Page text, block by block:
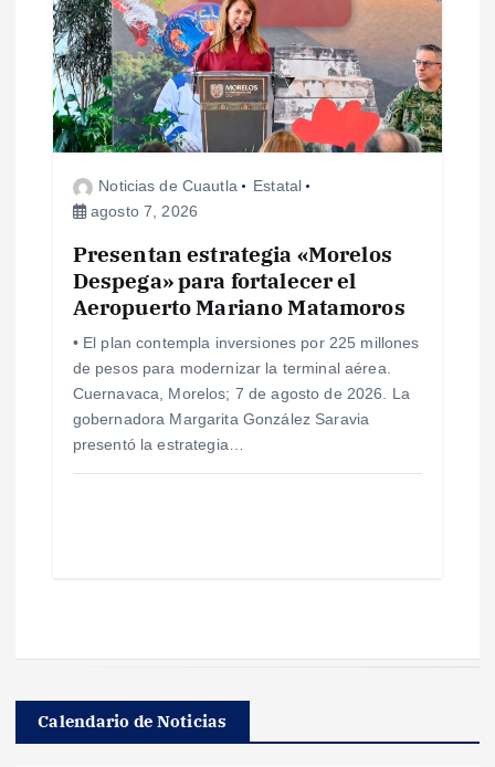
Noticias de Cuautla
Estatal
agosto 7, 2026
Presentan estrategia «Morelos
Despega» para fortalecer el
Aeropuerto Mariano Matamoros
• El plan contempla inversiones por 225 millones
de pesos para modernizar la terminal aérea.
Cuernavaca, Morelos; 7 de agosto de 2026. La
gobernadora Margarita González Saravia
presentó la estrategia…
Calendario de Noticias